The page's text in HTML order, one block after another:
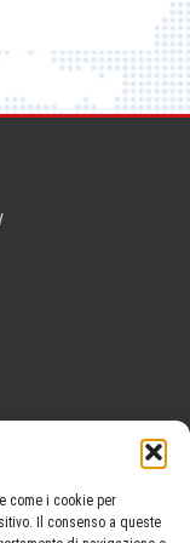
come i cookie per
Il consenso a queste